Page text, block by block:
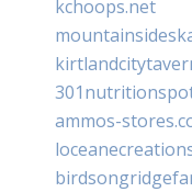
kchoops.net
ammos-